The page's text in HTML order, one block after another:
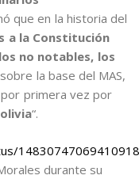
que en la historia del
a la Constitución
no notables, los
la base del MAS,
primera vez por
“.
durante su